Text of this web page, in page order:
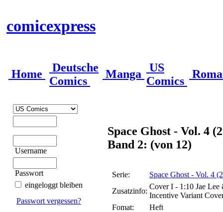
comicexpress
Home
Deutsche
Comics
Manga
US
Comics
Username
Passwort
eingeloggt bleiben
Passwort vergessen?
Space Ghost - Vol. 4
Band 2: (von 12)
Serie:
Space Ghost - Vol. 4
Zusatzinfo:
Cover I - 1:10 Jae
Incentive Variant
Fomat:
Heft